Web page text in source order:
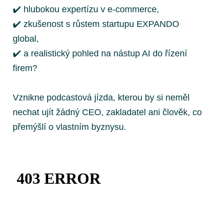
✔️ hlubokou expertízu v e-commerce,
✔️ zkušenost s růstem startupu EXPANDO
global,
✔️ a realistický pohled na nástup AI do řízení
firem?
Vznikne podcastová jízda, kterou by si neměl
nechat ujít žádný CEO, zakladatel ani člověk, co
přemýšlí o vlastním byznysu.